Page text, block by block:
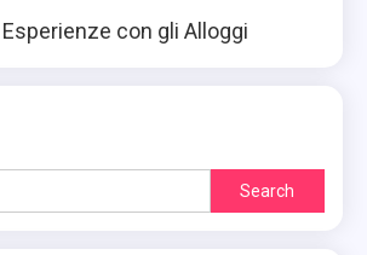
con gli Alloggi
Search
for: